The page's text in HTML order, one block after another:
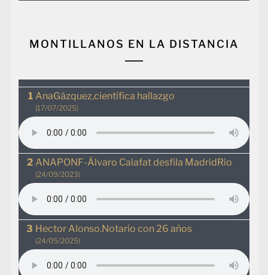
MONTILLANOS EN LA DISTANCIA
AnaGázquez,científica hallazgo
(17/07/2025)
ANAPONF-Álvaro Calafat desfila MadridRio
(24/09/2023)
Hector Alonso.Notario con 26 años
(24/05/2025)